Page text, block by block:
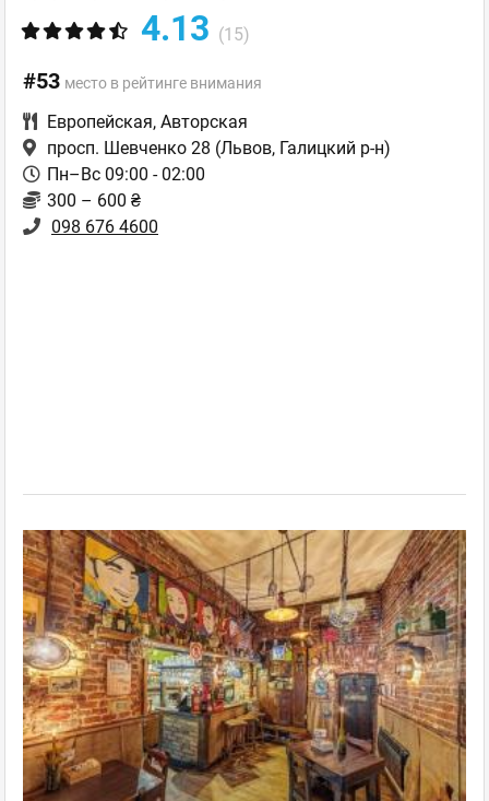
4.13 (15)
#53 место в рейтинге внимания
Европейская, Авторская
просп. Шевченко 28 (Львов, Галицкий р-н)
Пн–Вс 09:00 - 02:00
300 – 600 ₴
098 676 4600